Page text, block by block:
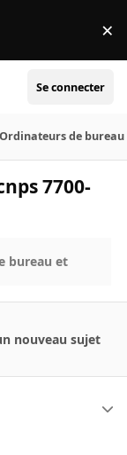
×
Se connecter
Ordinateurs de bureau
7700-
bureau et
nouveau sujet